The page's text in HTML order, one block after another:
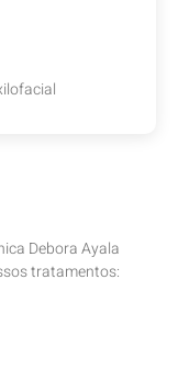
Debora Ayala
tratamentos: